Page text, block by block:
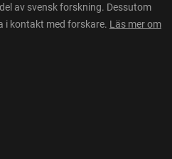
av svensk forskning. Dessutom
i kontakt med forskare. Läs mer om